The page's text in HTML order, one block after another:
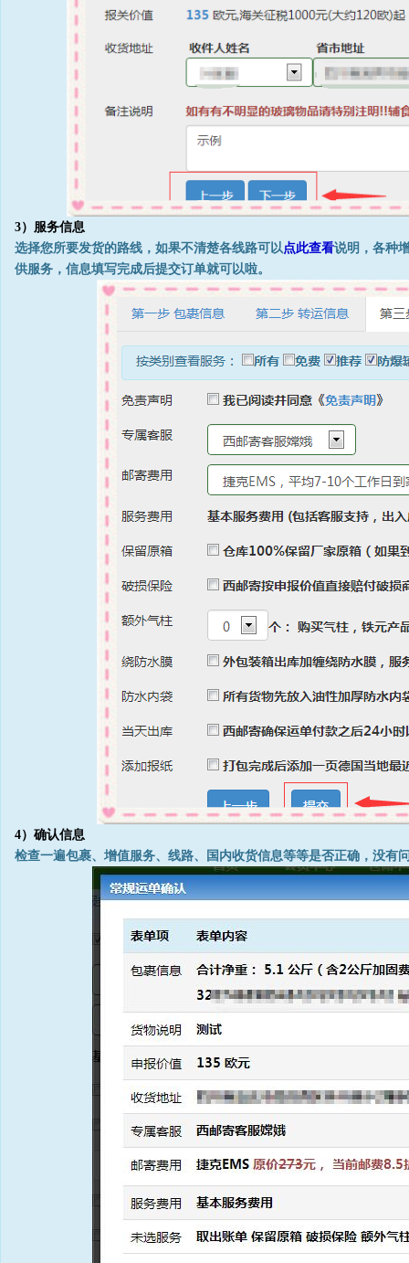
3）服务信息
选择您所要发货的路线，如果不清楚各线路可以点此查看说明，各种
供服务，信息填写完成后提交订单就可以啦。
4）确认信息
检查一遍包裹、增值服务、线路、国内收货信息等等是否正确，没有